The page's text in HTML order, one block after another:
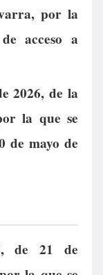
por la
acceso a
2026, de la
la que se
de mayo de
de 21 de